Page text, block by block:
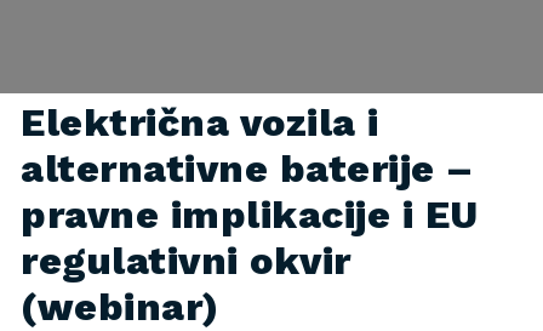
Električna vozila i
alternativne baterije –
pravne implikacije i EU
regulativni okvir
(webinar)